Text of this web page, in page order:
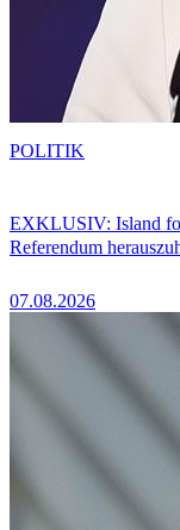
EXKLUSIV: Island
Referendum
07.08.2026
POLITIK